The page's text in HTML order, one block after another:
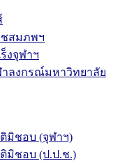
สมภพฯ
งจุฬาฯ
าลงกรณ์มหาวิทยาลัย
มิชอบ (จุฬาฯ)
มิชอบ (ป.ป.ช.)